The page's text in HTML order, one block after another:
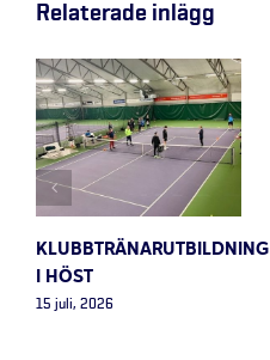
Relaterade inlägg
KLUBBTRÄNARUTBILDNING
I HÖST
15 juli, 2026